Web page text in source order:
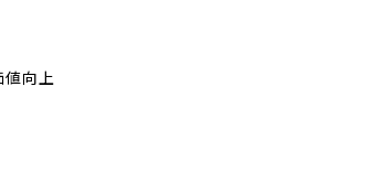
値向上